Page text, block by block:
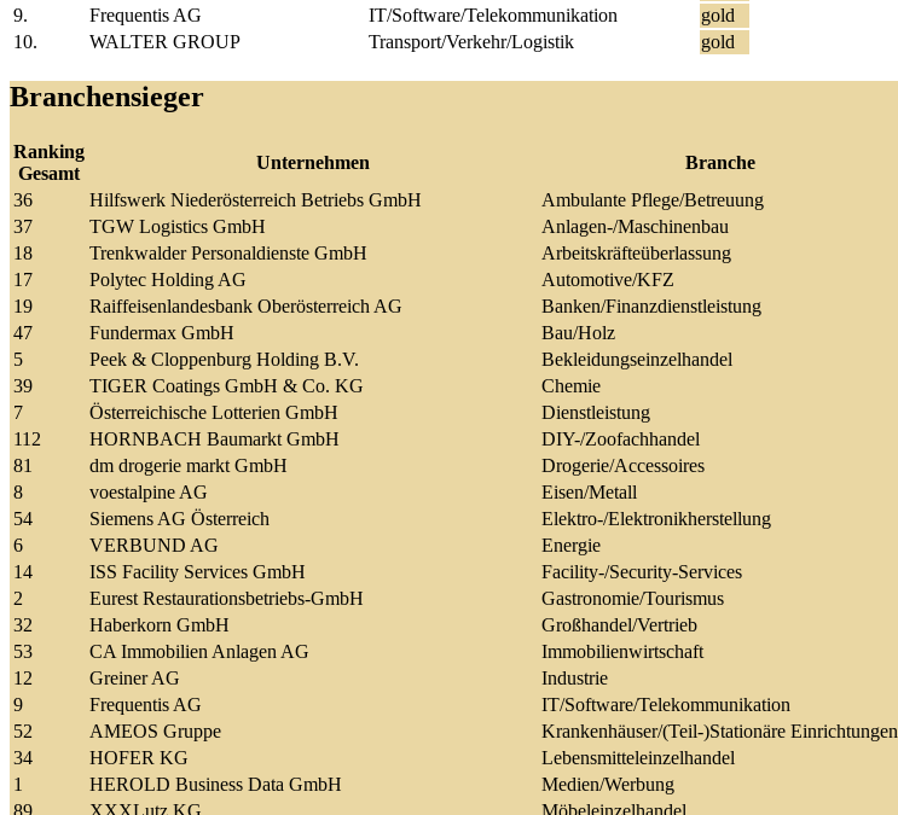
9.
Frequentis AG IT/Software/Telekommunikation
gold
10.
WALTER GROUP Transport/Verkehr/Logistik gold
Branchensieger
Ranking
Gesamt
Unternehmen Branche
36
Hilfswerk Niederösterreich Betriebs GmbH Ambulante Pflege/Betreuung
37
TGW Logistics GmbH Anlagen-/Maschinenbau
18
Trenkwalder Personaldienste GmbH Arbeitskräfteüberlassung
17
Polytec Holding AG Automotive/KFZ
19
Raiffeisenlandesbank Oberösterreich AG Banken/Finanzdienstleistung
47
Fundermax GmbH Bau/Holz
5
Peek & Cloppenburg Holding B.V. Bekleidungseinzelhandel
39
TIGER Coatings GmbH & Co. KG Chemie
7
Österreichische Lotterien GmbH Dienstleistung
112
HORNBACH Baumarkt GmbH DIY-/Zoofachhandel
81
dm drogerie markt GmbH Drogerie/Accessoires
8
voestalpine AG Eisen/Metall
54
Siemens AG Österreich Elektro-/Elektronikherstellung
6
VERBUND AG Energie
14
ISS Facility Services GmbH Facility-/Security-Services
2
Eurest Restaurationsbetriebs-GmbH Gastronomie/Tourismus
32
Haberkorn GmbH Großhandel/Vertrieb
53
CA Immobilien Anlagen AG Immobilienwirtschaft
12
Greiner AG Industrie
9
Frequentis AG IT/Software/Telekommunikation
52
AMEOS Gruppe Krankenhäuser/(Teil-)Stationäre Einrichtungen
34
HOFER KG Lebensmitteleinzelhandel
1
HEROLD Business Data GmbH Medien/Werbung
89
XXXLutz KG Möbeleinzelhandel